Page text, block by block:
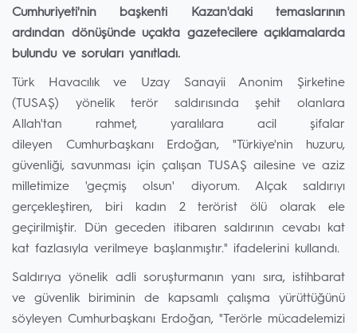
Cumhuriyeti'nin başkenti Kazan'daki temaslarının
ardından dönüşünde uçakta gazetecilere açıklamalarda
bulundu ve soruları yanıtladı.
Türk Havacılık ve Uzay Sanayii Anonim Şirketine
(TUSAŞ) yönelik terör saldırısında şehit olanlara
Allah'tan rahmet, yaralılara acil şifalar
dileyen Cumhurbaşkanı Erdoğan, "Türkiye'nin huzuru,
güvenliği, savunması için çalışan TUSAŞ ailesine ve aziz
milletimize 'geçmiş olsun' diyorum. Alçak saldırıyı
gerçekleştiren, biri kadın 2 terörist ölü olarak ele
geçirilmiştir. Dün geceden itibaren saldırının cevabı kat
kat fazlasıyla verilmeye başlanmıştır." ifadelerini kullandı.
Saldırıya yönelik adli soruşturmanın yanı sıra, istihbarat
ve güvenlik biriminin de kapsamlı çalışma yürüttüğünü
söyleyen Cumhurbaşkanı Erdoğan, "Terörle mücadelemizi